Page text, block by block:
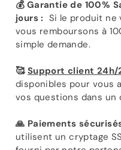
💰 Garantie de 100%
jours : Si le produit ne
vous remboursons à
simple demande.
🥰 Support client 24h/
disponibles pour vous
vos questions dans un
🙏 Paiements
utilisent un cryptage